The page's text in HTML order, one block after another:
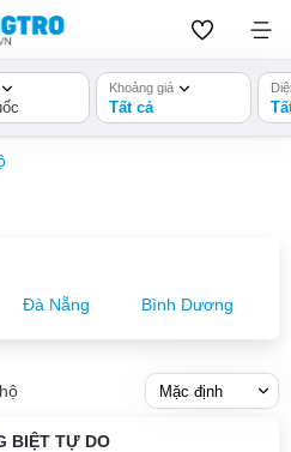
Khoảng giá
Tất cả
Đà Nẵng Bình Dương
BIỆT TỰ DO